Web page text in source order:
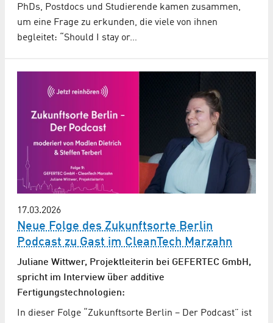
PhDs, Postdocs und Studierende kamen zusammen,
um eine Frage zu erkunden, die viele von ihnen
begleitet: “Should I stay or…
17.03.2026
Neue Folge des Zukunftsorte Berlin
Podcast zu Gast im CleanTech Marzahn
Juliane Wittwer, Projektleiterin bei GEFERTEC GmbH,
spricht im Interview über additive
Fertigungstechnologien:
In dieser Folge “Zukunftsorte Berlin – Der Podcast” ist